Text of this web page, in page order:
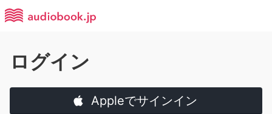
ログイン
Appleでサインイン